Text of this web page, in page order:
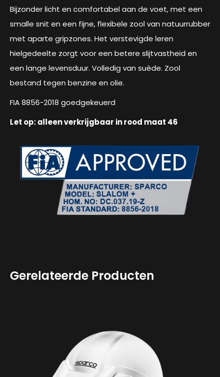
Bijzonder licht en comfortabel aan de voet, met een
smalle snit en een fijne, flexibele zool van natuurrubber
met aparte gripzones. Het verstevigde leren
hielgedeelte zorgt voor een betere slijtvastheid en
een lange levensduur. Volledig van suède. Zool
bestand tegen benzine en olie.
FIA 8856-2018 goedgekeuerd
Let op: alleen verkrijgbaar in rood maat 46
Gerelateerde Producten